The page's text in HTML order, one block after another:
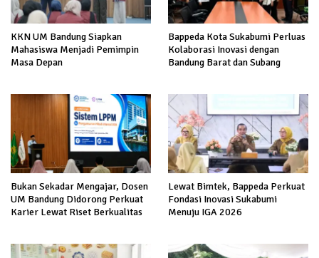
KKN UM Bandung Siapkan
Mahasiswa Menjadi Pemimpin
Masa Depan
Bappeda Kota Sukabumi Perluas
Kolaborasi Inovasi dengan
Bandung Barat dan Subang
Bukan Sekadar Mengajar, Dosen
UM Bandung Didorong Perkuat
Karier Lewat Riset Berkualitas
Lewat Bimtek, Bappeda Perkuat
Fondasi Inovasi Sukabumi
Menuju IGA 2026